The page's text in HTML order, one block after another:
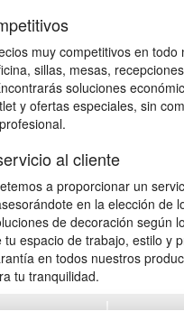
muy competitivos en todo
sillas, mesas,
soluciones
y ofertas especiales, sin
al cliente
a proporcionar un
en la elección de
de decoración según
tu espacio de trabajo, estilo y
en todos nuestros
tu tranquilidad.